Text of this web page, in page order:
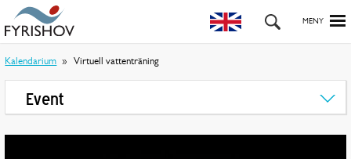
Kalendarium Virtuell vattenträning
Event